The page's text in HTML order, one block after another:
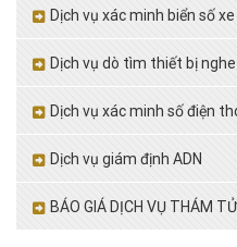
Dịch vụ xác minh biển số xe
Dịch vụ dò tìm thiết bị
Dịch vụ xác minh số điện
Dịch vụ giám định ADN
BÁO GIÁ DỊCH VỤ THÁM TỬ